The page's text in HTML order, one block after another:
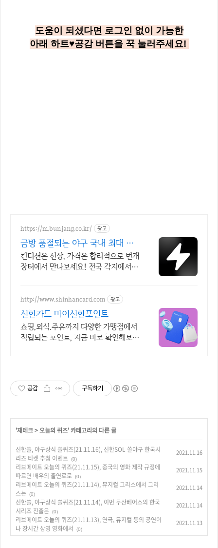
도움이 되셨다면 로그인 없이 가능한
아래 하트♥공감 버튼을 꾹 눌러주세요!
https://m.bunjang.co.kr/ 광고
금방 품절되는 야구 국내 최대 브
랜드 중고거래
컨디션은 신상, 가격은 합리적으로 번개
장터에서 만나보세요! 전국 각지에서
http://www.shinhancard.com 광고
신한카드 마이신한포인트
쇼핑,외식.주유까지 다양한 가맹점에서
적립되는 포인트, 지금 바로 확인해보세
공감 구독하기
'재테크>오늘의 퀴즈' 카테고리의 다른 글
신한쏠, 야구상식 쏠퀴즈(21.11.16), 신한SOL 쏠야구 한국시
리즈 티켓 추첨 이벤트
(0)
2021.11.16
리브메이트 오늘의 퀴즈(21.11.15), 중국의 영화 제작 규정에
따르면 배우의 출연료로
(0)
2021.11.15
리브메이트 오늘의 퀴즈(21.11.14), 뮤지컬 그리스에서 그리
스는 (0)
2021.11.14
신한쏠, 야구상식 쏠퀴즈(21.11.14), 이번 두산베어스의 한국
시리즈 진출은
(0)
2021.11.14
리브메이트 오늘의 퀴즈(21.11.13), 연극, 뮤지컬 등의 공연이
나 장시간 상영 영화에서
(0)
2021.11.13